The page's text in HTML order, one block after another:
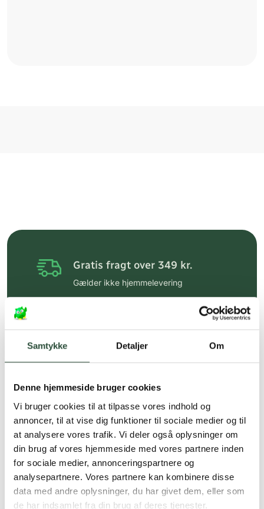
Samtykke Detaljer Om
Denne hjemmeside bruger cookies
Vi bruger cookies til at tilpasse vores indhold og
annoncer, til at vise dig funktioner til sociale medier og til
at analysere vores trafik. Vi deler også oplysninger om
din brug af vores hjemmeside med vores partnere inden
for sociale medier, annonceringspartnere og
analysepartnere. Vores partnere kan kombinere disse
data med andre oplysninger, du har givet dem, eller som
de har indsamlet fra din brug af deres tjenester.
Gratis fragt over 349 kr.
Gælder ikke hjemmelevering
Få hjælp til din webordre
kundeservice@uglecare.dk
Hurtig levering (30 min. i Kbh)
Hurtigt leveringen via GLS, og DAO
Faste lave priser*
*Gælder ikke ernæringsprodukter.
Stort udvalg af kendte
produkter
Vi tilbyder et stort udvalg af kendte
cremer, vitaminer og andre spændende